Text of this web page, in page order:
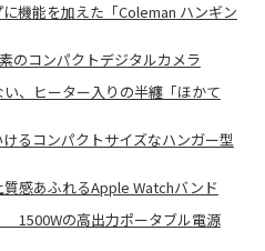
機能を加えた「Coleman ハンギン
のコンパクトデジタルカメラ
、ヒーター入りの半纏「ほかて
るコンパクトサイズなハンガー型
感あふれるApple Watchバンド
の高出力ポータブル電源